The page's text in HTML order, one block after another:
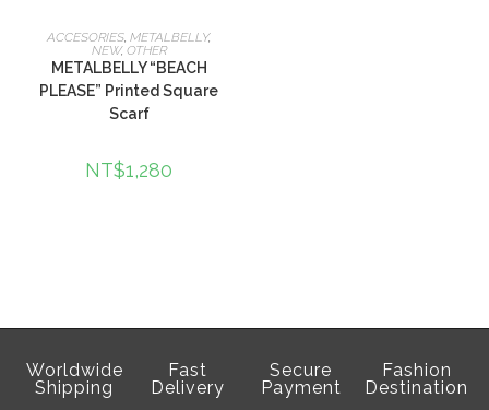
加入購物車
ACCESORIES,METALBELLY,
NEW, OTHER
METALBELLY “BEACH
PLEASE” Printed Square
Scarf
NT$1,280
Worldwide
Shipping
Fast
Delivery
Secure
Payment
Fashion
Destination